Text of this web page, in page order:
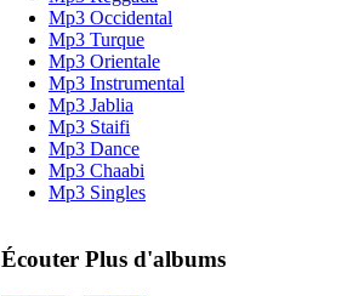
Mp3 Occidental
Mp3 Turque
Mp3 Orientale
Mp3 Instrumental
Mp3 Jablia
Mp3 Staifi
Mp3 Dance
Mp3 Chaabi
Mp3 Singles
Écouter Plus d'albums